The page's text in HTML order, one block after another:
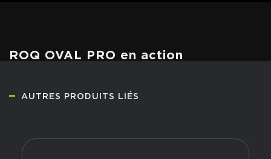
ROQ OVAL PRO en action
AUTRES PRODUITS LIÉS